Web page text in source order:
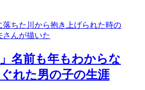
」名前も年もわからな
れた男の子の生涯